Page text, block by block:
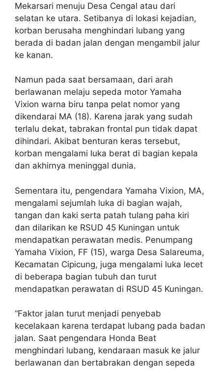
Mekarsari menuju Desa Cengal atau dari
selatan ke utara. Setibanya di lokasi kejadian,
korban berusaha menghindari lubang yang
berada di badan jalan dengan mengambil jalur
ke kanan.
Namun pada saat bersamaan, dari arah
berlawanan melaju sepeda motor Yamaha
Vixion warna biru tanpa pelat nomor yang
dikendarai MA (18). Karena jarak yang sudah
terlalu dekat, tabrakan frontal pun tidak dapat
dihindari. Akibat benturan keras tersebut,
korban mengalami luka berat di bagian kepala
dan akhirnya meninggal dunia.
Sementara itu, pengendara Yamaha Vixion, MA,
mengalami sejumlah luka di bagian wajah,
tangan dan kaki serta patah tulang paha kiri
dan dilarikan ke RSUD 45 Kuningan untuk
mendapatkan perawatan medis. Penumpang
Yamaha Vixion, FF (15), warga Desa Salareuma,
Kecamatan Cipicung, juga mengalami luka lecet
di beberapa bagian tubuh dan turut
mendapatkan perawatan di RSUD 45 Kuningan.
“Faktor jalan turut menjadi penyebab
kecelakaan karena terdapat lubang pada badan
jalan. Saat pengendara Honda Beat
menghindari lubang, kendaraan masuk ke jalur
berlawanan dan bertabrakan dengan sepeda